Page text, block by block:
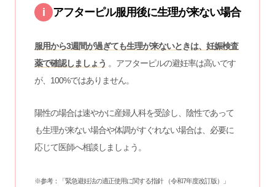
i アフターピル服用後に生理が来ない場合
服用から3週間が過ぎても生理が来ないときは、妊娠検査
薬で確認しましょう 。アフターピルの避妊率は高いです
が、100%ではありません。
陽性の場合は速やかに産婦人科を受診し、陰性であって
も生理が来ない場合や体調がすぐれない場合は、必要に
応じて医師へ相談しましょう。
※参考： 「緊急避妊法の適正使用に関する指針 （令和7年度改訂版）」